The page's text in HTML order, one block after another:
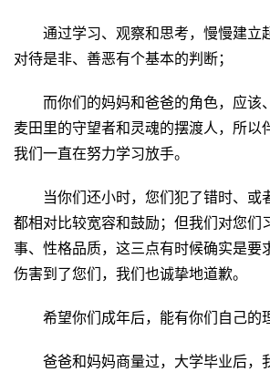
通过学习、观察和思考，慢慢建立
对待是非、善恶有个基本的判断；
而你们的妈妈和爸爸的角色，应该
麦田里的守望者和灵魂的摆渡人，所以
我们一直在努力学习放手。
当你们还小时，您们犯了错时、或
都相对比较宽容和鼓励；但我们对您们
事、性格品质，这三点有时候确实是要
伤害到了您们，我们也诚挚地道歉。
希望你们成年后，能有你们自己的
爸爸和妈妈商量过，大学毕业后，